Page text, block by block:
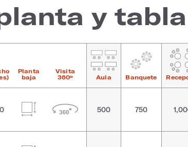
y
Planta
baja
Visita
360º
Aula Banquete
500 750